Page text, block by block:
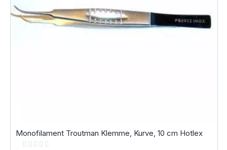
Monofilament Troutman Klemme, Kurve, 10 cm Hotlex
Rating: